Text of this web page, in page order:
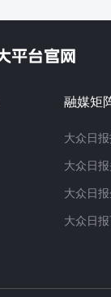
融媒矩
大众日
大众日
大众日
大众日